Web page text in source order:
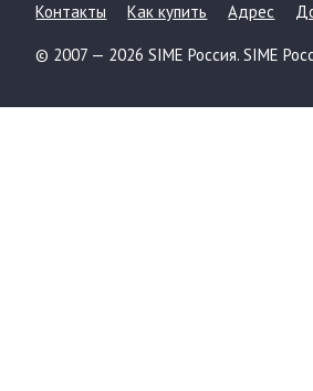
Контакты Как купить Адрес
© 2007 — 2026 SIME Россия. SIME